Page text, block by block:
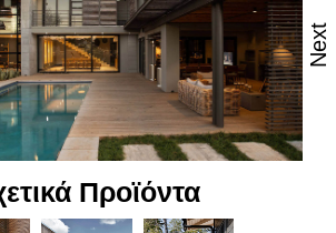
σε υψηλές θερμοκρασίες
ασημί χρώμα εξωτερικά όταν
αρχικού καφέ τόνου απαιτεί
με προστασία από την
και χρωματισμό
Next
Προϊόντα